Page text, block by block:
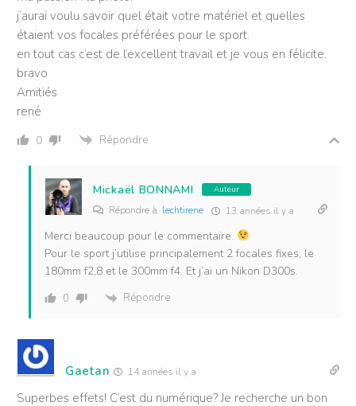
j’aurai voulu savoir quel était votre matériel et quelles
étaient vos focales préférées pour le sport.
en tout cas c’est de l’excellent travail et je vous en félicite.
bravo
Amitiés
rené
0 Répondre
Mickaël BONNAMI Auteur
Répondre à lechtirene 13 années il y a
Merci beaucoup pour le commentaire.
Pour le sport j’utilise principalement 2 focales fixes, le
180mm f2,8 et le 300mm f4. Et j’ai un Nikon D300s.
0 Répondre
Gaetan 14 années il y a
Superbes effets! C’est du numérique? Je recherche un bon